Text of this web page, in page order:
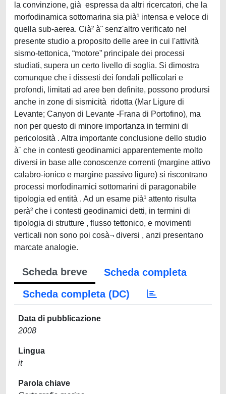
la convinzione, già espressa da altri ricercatori, che la
morfodinamica sottomarina sia pià¹ intensa e veloce di
quella sub-aerea. Cià² à¨ senz'altro verificato nel
presente studio a proposito delle aree in cui l'attività
sismo-tettonica, “motore” principale dei processi
studiati, supera un certo livello di soglia. Si dimostra
comunque che i dissesti dei fondali pellicolari e
profondi, limitati ad aree ben definite, possono prodursi
anche in zone di sismicità ridotta (Mar Ligure di
Levante; Canyon di Levante -Frana di Portofino), ma
non per questo di minore importanza in termini di
pericolosità . Altra importante conclusione dello studio
à¨ che in contesti geodinamici apparentemente molto
diversi in base alle conoscenze correnti (margine attivo
calabro-ionico e margine passivo ligure) si riscontrano
processi morfodinamici sottomarini di paragonabile
tipologia ed entità . Ad un esame pià¹ attento risulta
perà² che i contesti geodinamici detti, in termini di
tipologia di strutture , flusso tettonico, e movimenti
verticali non sono poi cosà¬ diversi , anzi presentano
marcate analogie.
Scheda breve
Scheda completa
Scheda completa (DC)
Data di pubblicazione
2008
Lingua
it
Parola chiave